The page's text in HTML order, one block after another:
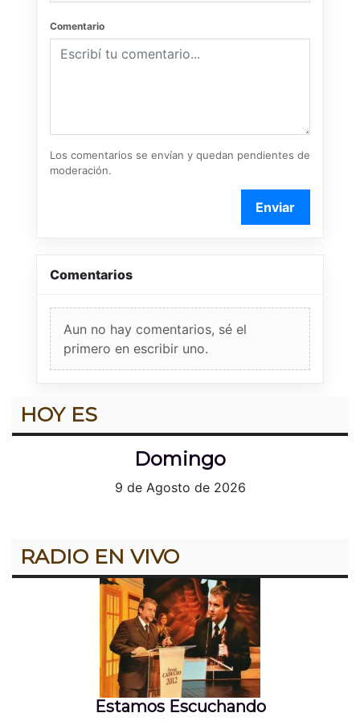
Comentario
Los comentarios se envían y quedan pendientes de
moderación.
Enviar
Comentarios
Aun no hay comentarios, sé el
primero en escribir uno.
HOY ES
Domingo
9 de Agosto de 2026
RADIO EN VIVO
Estamos Escuchando